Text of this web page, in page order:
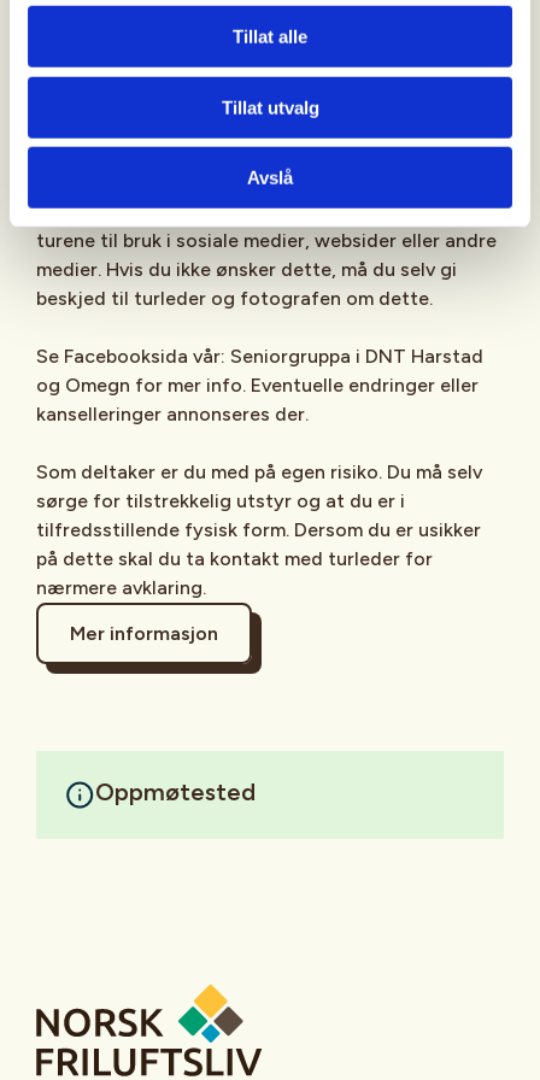
Tillat alle
Tillat utvalg
Avslå
hvor mange pauser vi legger inn etter behov. Ta
Vel møtt til både gamle og nye medlemmer av DNT
Turene i regi av DNT Harstad og Omegn er
offentlige og åpne for alle. Det kan bli tatt bilder på
turene til bruk i sosiale medier, websider eller andre
medier. Hvis du ikke ønsker dette, må du selv gi
beskjed til turleder og fotografen om dette.
Se Facebooksida vår: Seniorgruppa i DNT Harstad
og Omegn for mer info. Eventuelle endringer eller
kanselleringer annonseres der.
Som deltaker er du med på egen risiko. Du må selv
sørge for tilstrekkelig utstyr og at du er i
tilfredsstillende fysisk form. Dersom du er usikker
på dette skal du ta kontakt med turleder for
nærmere avklaring.
Mer informasjon
Oppmøtested